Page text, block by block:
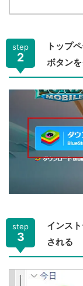
step
2
トップ
ボタン
step
3
インス
される